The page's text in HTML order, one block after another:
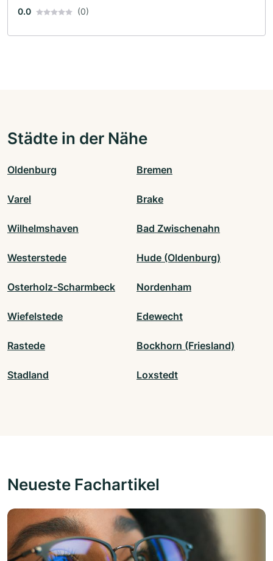
0.0 (0)
Städte in der Nähe
Oldenburg Bremen
Varel Brake
Wilhelmshaven Bad Zwischenahn
Westerstede Hude (Oldenburg)
Osterholz-Scharmbeck Nordenham
Wiefelstede Edewecht
Rastede Bockhorn (Friesland)
Stadland Loxstedt
Neueste Fachartikel